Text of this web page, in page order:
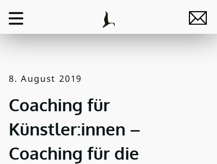
8. August 2019
Coaching für
Künstler:innen –
Coaching für die